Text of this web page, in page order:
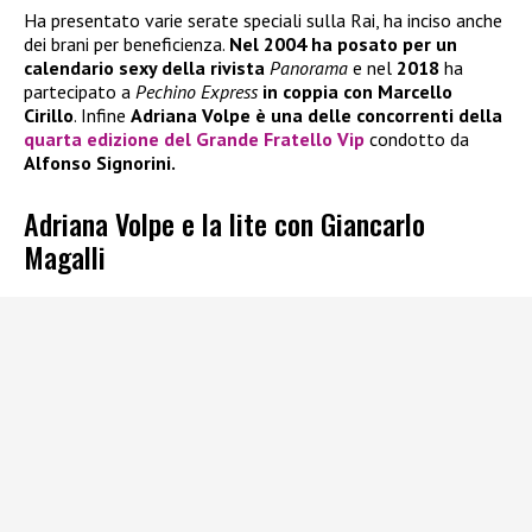
Ha presentato varie serate speciali sulla Rai, ha inciso anche
dei brani per beneficienza. Nel 2004 ha posato per un
calendario sexy della rivista Panorama e nel 2018 ha
partecipato a Pechino Express in coppia con Marcello
Cirillo. Infine Adriana Volpe è una delle concorrenti della
quarta edizione del Grande Fratello Vip condotto da
Alfonso Signorini.
Adriana Volpe e la lite con Giancarlo
Magalli